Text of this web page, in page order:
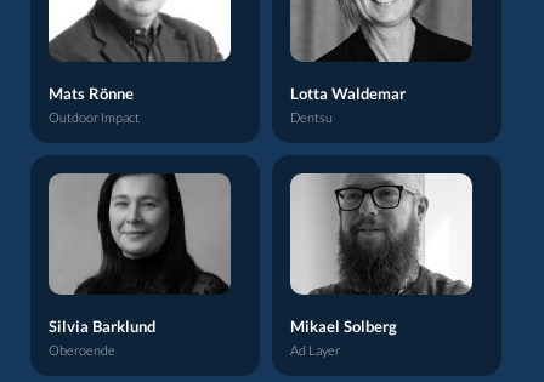
Mats Rönne
Outdoor Impact
Lotta Waldemar
Dentsu
Silvia Barklund
Oberoende
Mikael Solberg
Ad Layer